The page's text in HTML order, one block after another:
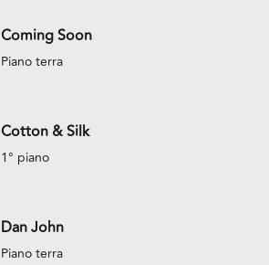
Coming Soon
Piano terra
Cotton & Silk
1° piano
Dan John
Piano terra